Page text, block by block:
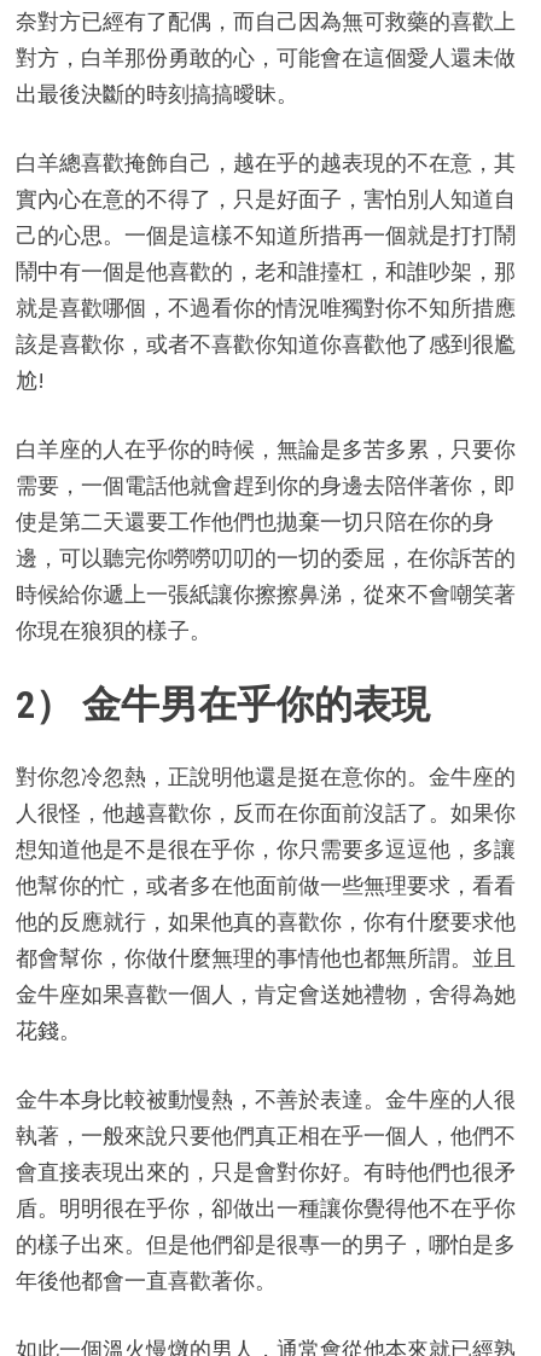
奈對方已經有了配偶，而自己因為無可救藥的喜歡上
對方，白羊那份勇敢的心，可能會在這個愛人還未做
出最後決斷的時刻搞搞曖昧。
白羊總喜歡掩飾自己，越在乎的越表現的不在意，其
實內心在意的不得了，只是好面子，害怕別人知道自
己的心思。一個是這樣不知道所措再一個就是打打鬧
鬧中有一個是他喜歡的，老和誰擡杠，和誰吵架，那
就是喜歡哪個，不過看你的情況唯獨對你不知所措應
該是喜歡你，或者不喜歡你知道你喜歡他了感到很尷
尬!
白羊座的人在乎你的時候，無論是多苦多累，只要你
需要，一個電話他就會趕到你的身邊去陪伴著你，即
使是第二天還要工作他們也拋棄一切只陪在你的身
邊，可以聽完你嘮嘮叨叨的一切的委屈，在你訴苦的
時候給你遞上一張紙讓你擦擦鼻涕，從來不會嘲笑著
你現在狼狽的樣子。
2） 金牛男在乎你的表現
對你忽冷忽熱，正說明他還是挺在意你的。金牛座的
人很怪，他越喜歡你，反而在你面前沒話了。如果你
想知道他是不是很在乎你，你只需要多逗逗他，多讓
他幫你的忙，或者多在他面前做一些無理要求，看看
他的反應就行，如果他真的喜歡你，你有什麼要求他
都會幫你，你做什麼無理的事情他也都無所謂。並且
金牛座如果喜歡一個人，肯定會送她禮物，舍得為她
花錢。
金牛本身比較被動慢熱，不善於表達。金牛座的人很
執著，一般來說只要他們真正相在乎一個人，他們不
會直接表現出來的，只是會對你好。有時他們也很矛
盾。明明很在乎你，卻做出一種讓你覺得他不在乎你
的樣子出來。但是他們卻是很專一的男子，哪怕是多
年後他都會一直喜歡著你。
如此一個溫火慢燉的男人，通常會從他本來就已經熟